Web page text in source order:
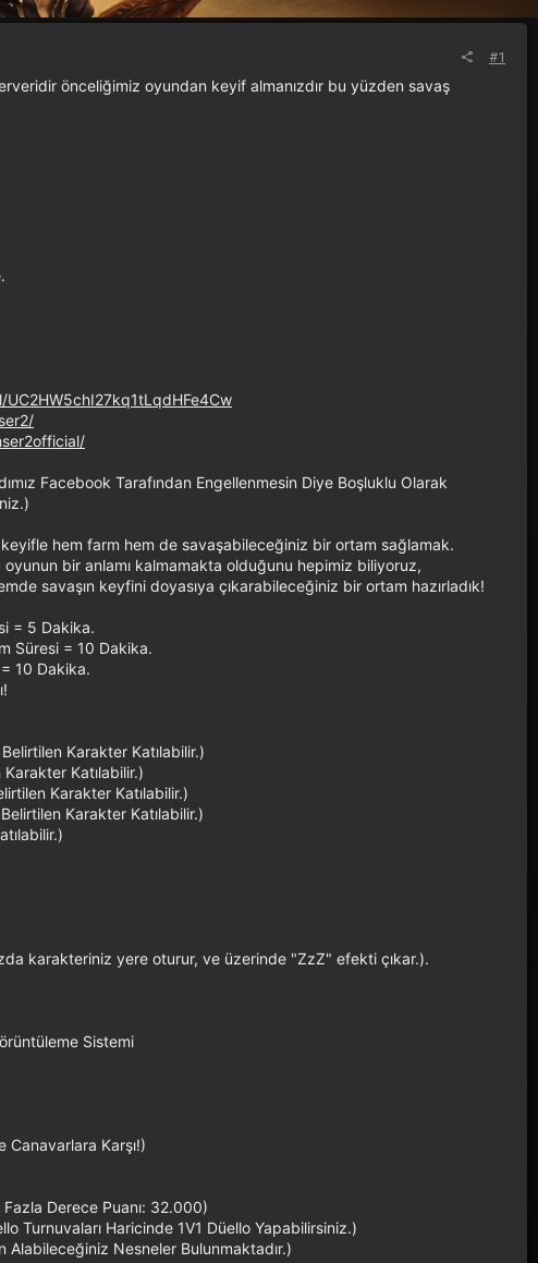
#1
önceliğimiz oyundan keyif almanızdır bu yüzden savaş
Facebook Tarafından Engellenmesin Diye Boşluklu Olarak
keyifle hem farm hem de savaşabileceğiniz bir ortam sağlamak.
bir anlamı kalmamakta olduğunu hepimiz biliyoruz,
savaşın keyfini doyasıya çıkarabileceğiniz bir ortam hazırladık!
= 5 Dakika.
Süresi = 10 Dakika.
= 10 Dakika.
Karakter Katılabilir.)
Katılabilir.)
Karakter Katılabilir.)
Karakter Katılabilir.)
karakteriniz yere oturur, ve üzerinde "ZzZ" efekti çıkar.).
Sistemi
Karşı!)
Derece Puanı: 32.000)
Turnuvaları Haricinde 1V1 Düello Yapabilirsiniz.)
Alabileceğiniz Nesneler Bulunmaktadır.)